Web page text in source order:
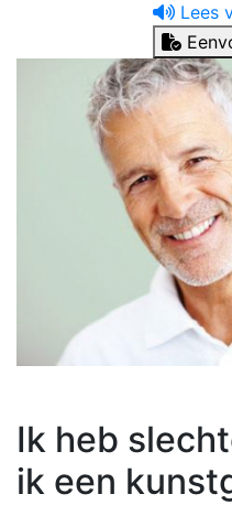
Lees
Ik heb
ik een